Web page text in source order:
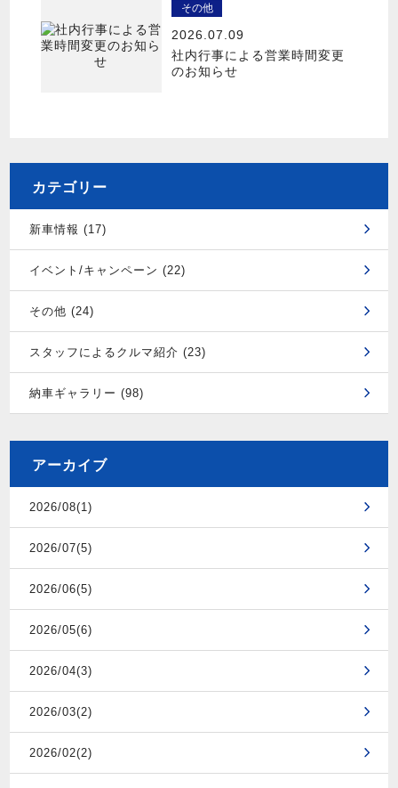
その他
2026.07.09
社内行事による営業時間変更
のお知らせ
カテゴリー
新車情報 (17)
イベント/キャンペーン (22)
その他 (24)
スタッフによるクルマ紹介 (23)
納車ギャラリー (98)
アーカイブ
2026/08(1)
2026/07(5)
2026/06(5)
2026/05(6)
2026/04(3)
2026/03(2)
2026/02(2)